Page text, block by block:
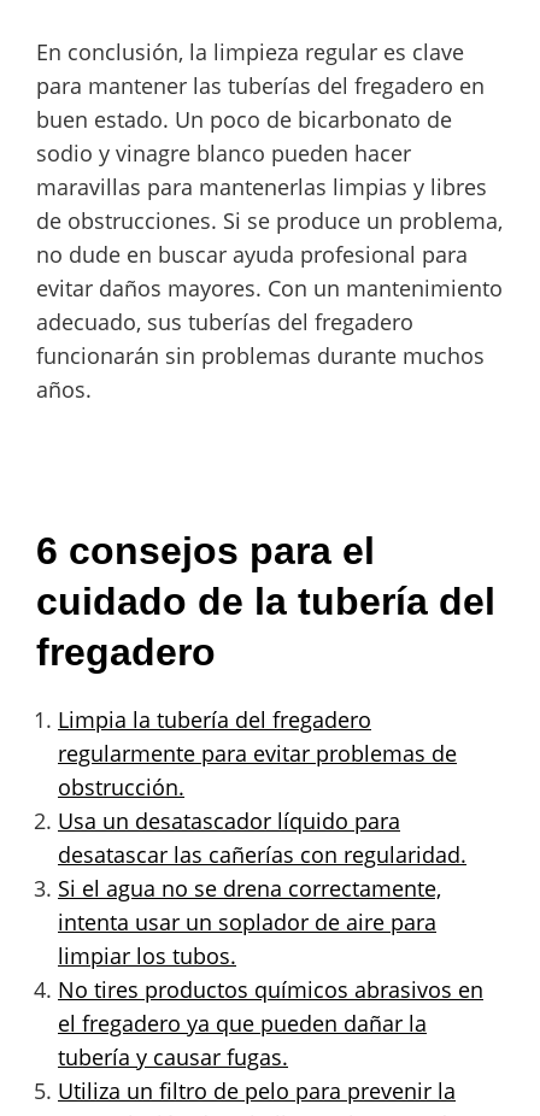
En conclusión, la limpieza regular es clave
para mantener las tuberías del fregadero en
buen estado. Un poco de bicarbonato de
sodio y vinagre blanco pueden hacer
maravillas para mantenerlas limpias y libres
de obstrucciones. Si se produce un problema,
no dude en buscar ayuda profesional para
evitar daños mayores. Con un mantenimiento
adecuado, sus tuberías del fregadero
funcionarán sin problemas durante muchos
años.
6 consejos para el
cuidado de la tubería del
fregadero
Limpia la tubería del fregadero
regularmente para evitar problemas de
obstrucción.
Usa un desatascador líquido para
desatascar las cañerías con regularidad.
Si el agua no se drena correctamente,
intenta usar un soplador de aire para
limpiar los tubos.
No tires productos químicos abrasivos en
el fregadero ya que pueden dañar la
tubería y causar fugas.
Utiliza un filtro de pelo para prevenir la